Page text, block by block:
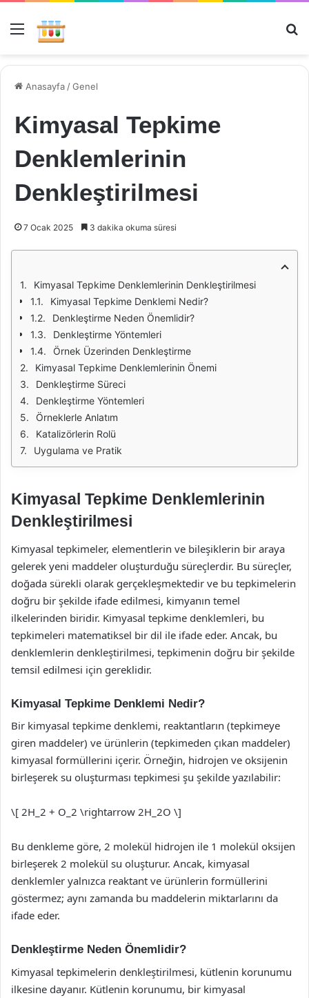
Menü
Anasayfa /Genel
Kimyasal Tepkime
Denklemlerinin
Denkleştirilmesi
7 Ocak 2025 3 dakika okuma süresi
Kimyasal Tepkime Denklemlerinin Denkleştirilmesi
Kimyasal Tepkime Denklemi Nedir?
Denkleştirme Neden Önemlidir?
Denkleştirme Yöntemleri
Örnek Üzerinden Denkleştirme
Kimyasal Tepkime Denklemlerinin Önemi
Denkleştirme Süreci
Denkleştirme Yöntemleri
Örneklerle Anlatım
Katalizörlerin Rolü
Uygulama ve Pratik
Kimyasal Tepkime Denklemlerinin
Denkleştirilmesi
Kimyasal tepkimeler, elementlerin ve bileşiklerin bir araya
gelerek yeni maddeler oluşturduğu süreçlerdir. Bu süreçler,
doğada sürekli olarak gerçekleşmektedir ve bu tepkimelerin
doğru bir şekilde ifade edilmesi, kimyanın temel
ilkelerinden biridir. Kimyasal tepkime denklemleri, bu
tepkimeleri matematiksel bir dil ile ifade eder. Ancak, bu
denklemlerin denkleştirilmesi, tepkimenin doğru bir şekilde
temsil edilmesi için gereklidir.
Kimyasal Tepkime Denklemi Nedir?
Bir kimyasal tepkime denklemi, reaktantların (tepkimeye
giren maddeler) ve ürünlerin (tepkimeden çıkan maddeler)
kimyasal formüllerini içerir. Örneğin, hidrojen ve oksijenin
birleşerek su oluşturması tepkimesi şu şekilde yazılabilir:
\[ 2H_2 + O_2 \rightarrow 2H_2O \]
Bu denkleme göre, 2 molekül hidrojen ile 1 molekül oksijen
birleşerek 2 molekül su oluşturur. Ancak, kimyasal
denklemler yalnızca reaktant ve ürünlerin formüllerini
göstermez; aynı zamanda bu maddelerin miktarlarını da
ifade eder.
Denkleştirme Neden Önemlidir?
Kimyasal tepkimelerin denkleştirilmesi, kütlenin korunumu
ilkesine dayanır. Kütlenin korunumu, bir kimyasal